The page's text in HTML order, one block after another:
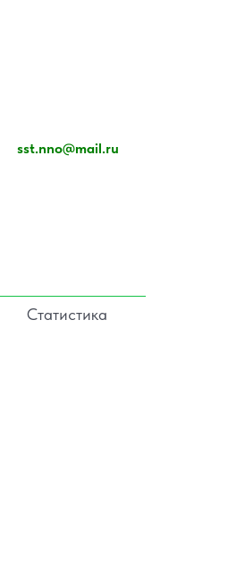
sst.nno@mail.ru
Статистика